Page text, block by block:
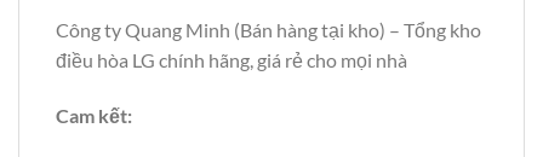
Công ty Quang Minh (Bán hàng tại kho) – Tổng kho
điều hòa LG chính hãng, giá rẻ cho mọi nhà
Cam kết: